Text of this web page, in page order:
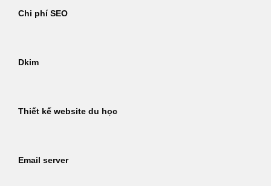
Chi phí SEO
Dkim
Thiết kế website du học
Email server